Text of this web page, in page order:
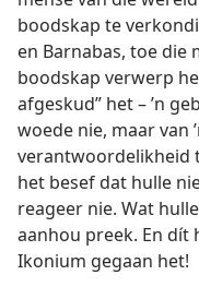
boodskap te
en Barnabas, toe die
boodskap verwerp
afgeskud” het – ’n
woede nie, maar van
verantwoordelikheid
het besef dat hulle
reageer nie. Wat hulle
aanhou preek. En dít
Ikonium gegaan het!